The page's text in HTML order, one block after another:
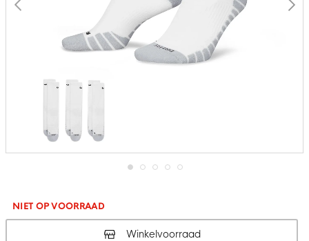
hetNIET OP VOORRAAD
Winkelvoorraad